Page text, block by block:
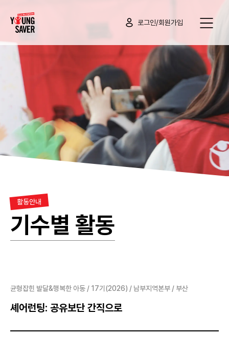
로그인/회원가입
활동안내
기수별 활동
균형잡힌 발달&행복한 아동 / 17기(2026) / 남부지역본부 / 부산
셰어런팅: 공유보단 간직으로